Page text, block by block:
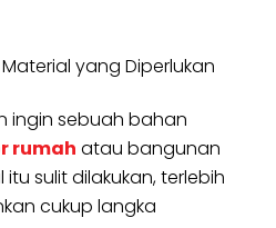
yang Diperlukan
ingin sebuah bahan
rumah atau bangunan
sulit dilakukan, terlebih
cukup langka